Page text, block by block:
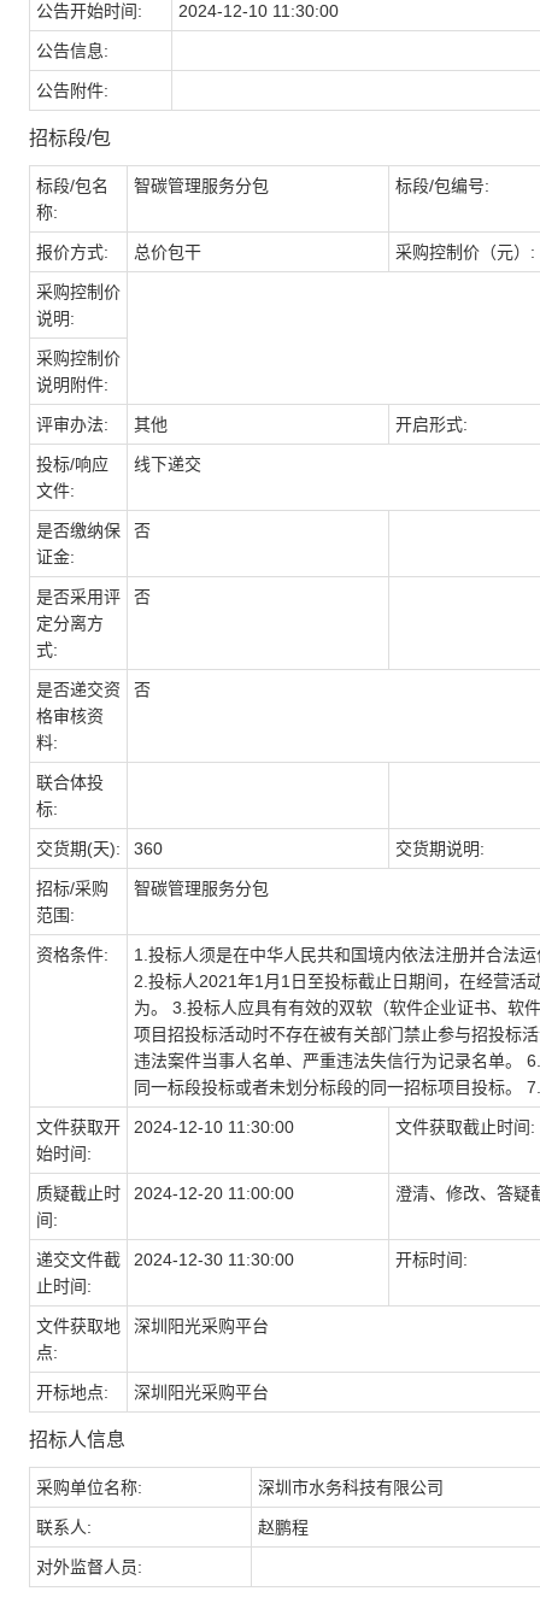
公告开始时间: 2024-12-10 11:30:00
公告信息:
公告附件:
招标段/包
标段/包名
称:
智碳管理服务分包 标段/包编号:
报价方式: 总价包干 采购控制价（元）:
采购控制价
说明:
采购控制价
说明附件:
评审办法: 其他 开启形式:
投标/响应
文件:
线下递交
是否缴纳保
证金:
否
是否采用评
定分离方
式:
否
是否递交资
格审核资
料:
否
联合体投
标:
交货期(天): 360 交货期说明:
招标/采购
范围:
智碳管理服务分包
资格条件:
1.投标人须是在中华人民共和国境内依法注册并合法
2.投标人2021年1月1日至投标截止日期间，在经营活
为。 3.投标人应具有有效的双软（软件企业证书、软
项目招投标活动时不存在被有关部门禁止参与招投标
违法案件当事人名单、严重违法失信行为记录名单。
同一标段投标或者未划分标段的同一招标项目投标。
文件获取开
始时间:
2024-12-10 11:30:00 文件获取截止时间:
质疑截止时
间:
2024-12-20 11:00:00 澄清、修改、答疑
递交文件截
止时间:
2024-12-30 11:30:00 开标时间:
文件获取地
点:
深圳阳光采购平台
开标地点: 深圳阳光采购平台
招标人信息
采购单位名称: 深圳市水务科技有限公司
联系人: 赵鹏程
对外监督人员: